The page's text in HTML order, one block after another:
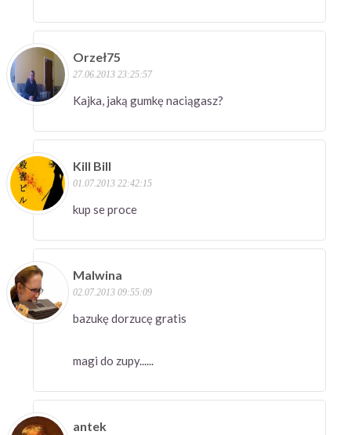
Orzeł75
27.06.2013 23:25:57
Kajka, jaką gumkę naciągasz?
Kill Bill
01.07.2013 22:42:15
kup se proce
Malwina
02.07.2013 09:55:09
bazukę dorzucę gratis
magi do zupy......
antek